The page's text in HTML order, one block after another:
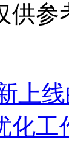
供参
上
化工